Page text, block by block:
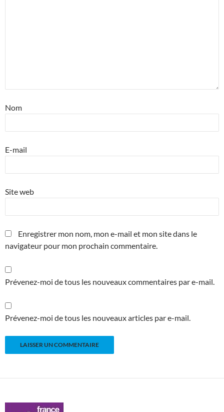
Nom
E-mail
Site web
Enregistrer mon nom, mon e-mail et mon site dans le
navigateur pour mon prochain commentaire.
Prévenez-moi de tous les nouveaux commentaires par e-mail.
Prévenez-moi de tous les nouveaux articles par e-mail.